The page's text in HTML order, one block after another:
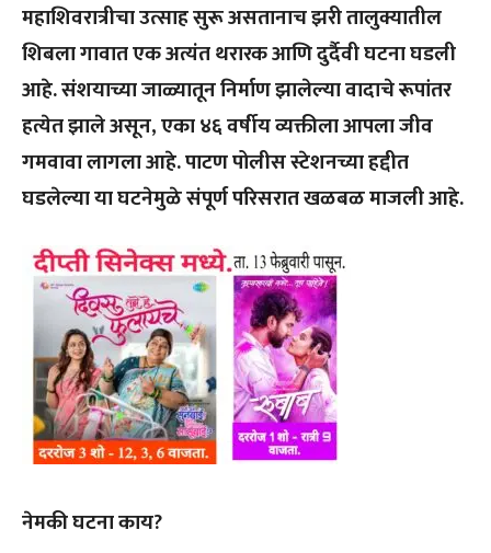
महाशिवरात्रीचा उत्साह सुरू असतानाच झरी तालुक्यातील
शिबला गावात एक अत्यंत थरारक आणि दुर्दैवी घटना घडली
आहे. संशयाच्या जाळ्यातून निर्माण झालेल्या वादाचे रूपांतर
हत्येत झाले असून, एका ४६ वर्षीय व्यक्तीला आपला जीव
गमवावा लागला आहे. पाटण पोलीस स्टेशनच्या हद्दीत
घडलेल्या या घटनेमुळे संपूर्ण परिसरात खळबळ माजली आहे.
नेमकी घटना काय?